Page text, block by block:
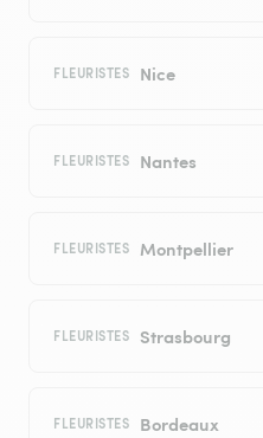
FLEURISTES Nice
FLEURISTES Nantes
FLEURISTES Montpellier
FLEURISTES Strasbourg
FLEURISTES Bordeaux